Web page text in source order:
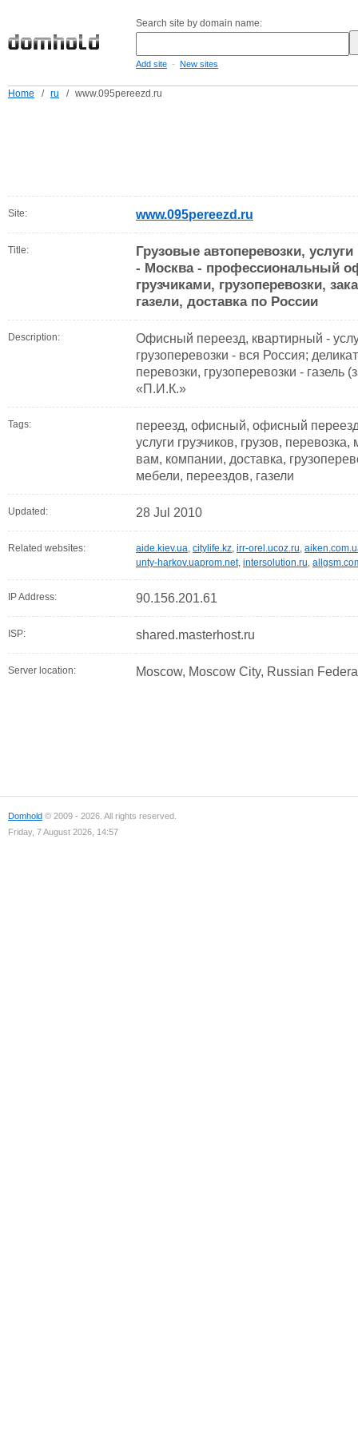
Search site by domain name:
Add site - New sites
Home / ru / www.095pereezd.ru
Site: www.095pereezd.ru
Title:
Грузовые автоперевозки, услуги
- Москва - профессиональный
грузчиками, грузоперевозки,
газели, доставка по России
Description:
Офисный переезд, квартирный -
грузоперевозки - вся Россия;
перевозки, грузоперевозки - газель
«П.И.К.»
Tags:
переезд, офисный, офисный
услуги грузчиков, грузов,
вам, компании, доставка,
мебели, переездов, газели
Updated: 28 Jul 2010
Related websites: aide.kiev.ua, citylife.kz, irr-orel.ucoz.ru,
unty-harkov.uaprom.net, intersolution.ru,
IP Address: 90.156.201.61
ISP: shared.masterhost.ru
Server location: Moscow, Moscow City, Russian
Domhold © 2009 - 2026. All rights reserved.
Friday, 7 August 2026, 14:57